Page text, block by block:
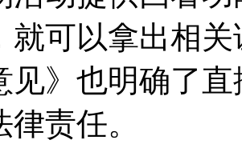
就可以拿出相
见》也明确了
责任。